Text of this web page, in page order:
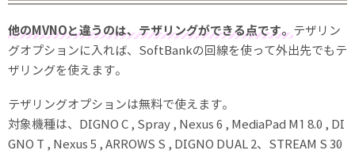
他のMVNOと違うのは、テザリングができる点です。テザリン
グオプションに入れば、SoftBankの回線を使って外出先でもテ
ザリングを使えます。
テザリングオプションは無料で使えます。
対象機種は、DIGNO C , Spray , Nexus 6 , MediaPad M1 8.0 , DI
GNO T , Nexus 5 , ARROWS S , DIGNO DUAL 2、STREAM S 30